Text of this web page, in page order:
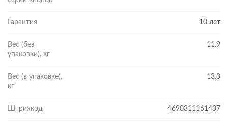
Гарантия 10 лет
Вес (без
упаковки), кг
11.9
Вес (в упаковке),
кг
13.3
Штрихкод 4690311161437